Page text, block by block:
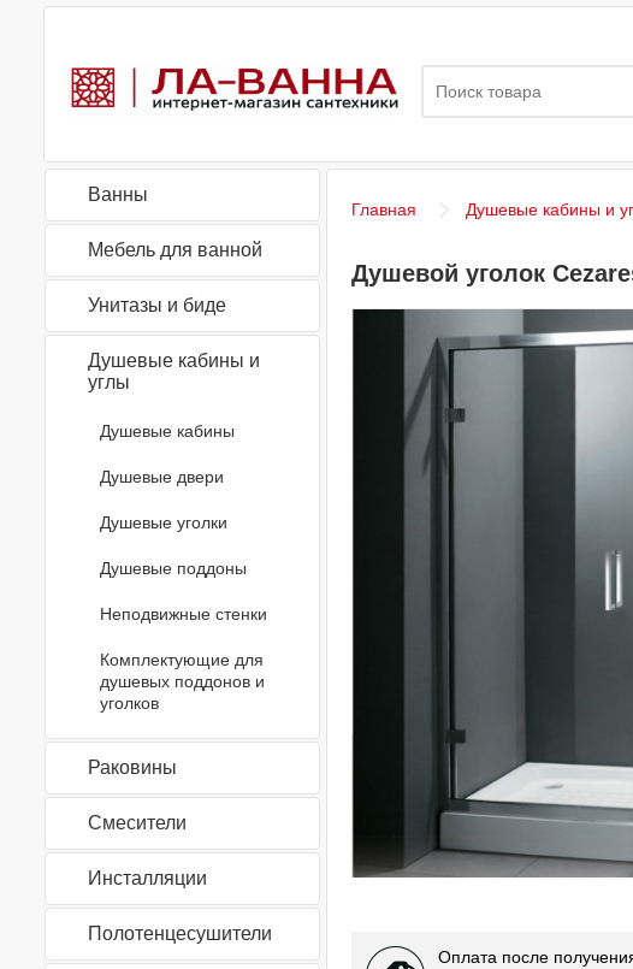
Ванны
Мебель для ванной
Унитазы и биде
Душевые кабины и
углы
Душевые кабины
Душевые двери
Душевые уголки
Душевые поддоны
Неподвижные стенки
Комплектующие для
душевых поддонов и
уголков
Раковины
Смесители
Инсталляции
Полотенцесушители
Главная Душевые кабины и
Душевой уголок
Оплата после